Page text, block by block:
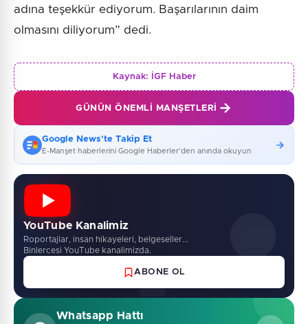
adına teşekkür ediyorum. Başarılarının daim
olmasını diliyorum” dedi.
Kaynak: İGF Haber
GÜNÜN ÖNEMLI MANŞETLERI
Google News'te Takip Et
E-Manşet haberlerini Google Haberler'den anında okuyun
YouTube Kanalimiz
Roportajlar, insan hikayeleri, belgeseller...
Binlercesi YouTube kanalimizda.
ABONE OL
Whatsapp Hattı